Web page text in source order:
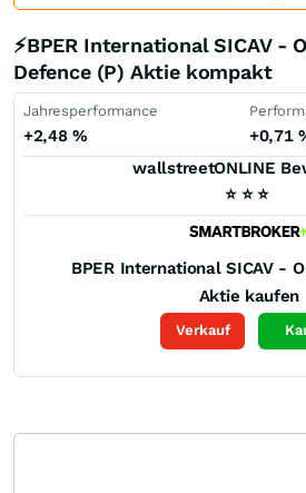
⚡BPER International SICAV -
Defence (P) Aktie kompakt
Jahresperformance
+2,48% +0,71
wallstreetONLINE
⭐ ⭐ ⭐
Aktie kaufen
Verkauf